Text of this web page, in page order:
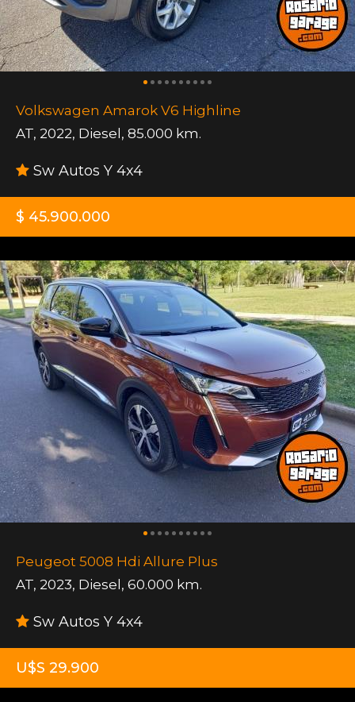
Volkswagen Amarok V6 Highline
AT, 2022, Diesel , 85.000 km.
Sw Autos Y 4x4
$ 45.900.000
Peugeot 5008 Hdi Allure Plus
AT, 2023, Diesel , 60.000 km.
Sw Autos Y 4x4
U$S 29.900